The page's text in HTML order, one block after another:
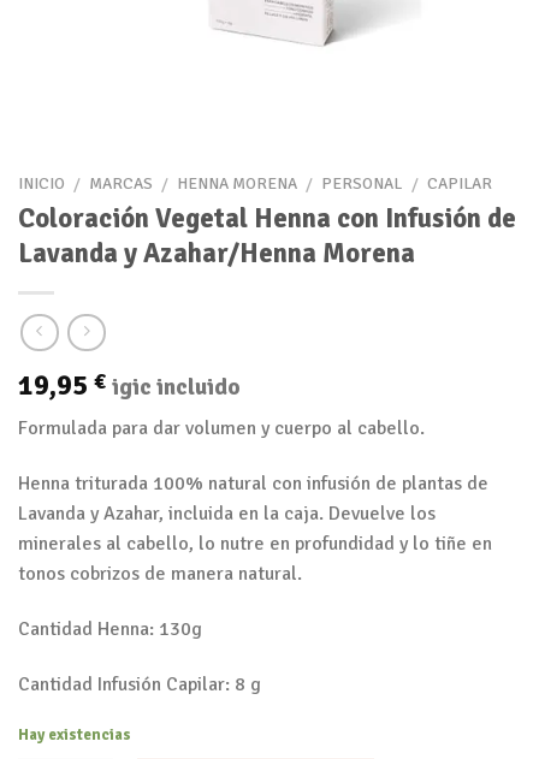
INICIO / MARCAS / HENNA MORENA / PERSONAL / CAPILAR
Coloración Vegetal Henna con Infusión de
Lavanda y Azahar/Henna Morena
19,95 € igic incluido
Formulada para dar volumen y cuerpo al cabello.
Henna triturada 100% natural con infusión de plantas de
Lavanda y Azahar, incluida en la caja. Devuelve los
minerales al cabello, lo nutre en profundidad y lo tiñe en
tonos cobrizos de manera natural.
Cantidad Henna: 130g
Cantidad Infusión Capilar: 8 g
Hay existencias